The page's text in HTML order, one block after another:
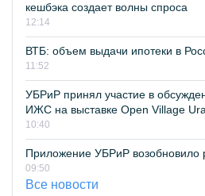
кешбэка создает волны спроса
12:14
ВТБ: объем выдачи ипотеки в
11:52
УБРиР принял участие в
ИЖС на выставке Open Village
10:40
Приложение УБРиР возобновило
09:50
Все новости